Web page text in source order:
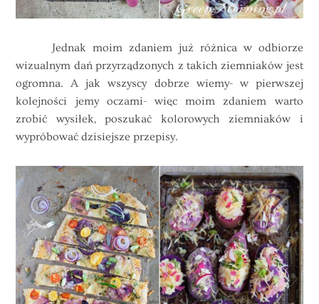
Jednak moim zdaniem już różnica w odbiorze
wizualnym dań przyrządzonych z takich ziemniaków jest
ogromna. A jak wszyscy dobrze wiemy- w pierwszej
kolejności jemy oczami- więc moim zdaniem warto
zrobić wysiłek, poszukać kolorowych ziemniaków i
wypróbować dzisiejsze przepisy.